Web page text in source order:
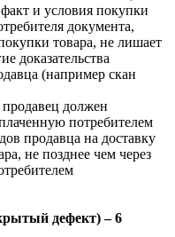
и условия покупки
документа,
товара, не лишает
доказательства
(например скан
продавец должен
потребителем
продавца на доставку
не позднее чем через
дефект) – 6